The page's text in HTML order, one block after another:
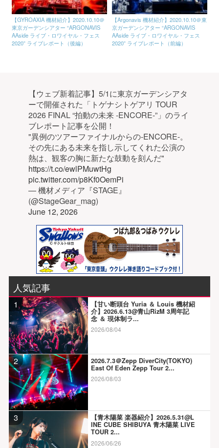
【GYROAXIA 機材紹介】2020.10.10＠
東京ガーデンシアター “ARGONAVIS
AAside ライブ・ロワイヤル・フェス
2020” ライブレポート（後編）
【Argonavis 機材紹介】2020.10.10＠東
京ガーデンシアター “ARGONAVIS
AAside ライブ・ロワイヤル・フェス
2020” ライブレポート（前編）
【ウェブ新着記事】5/1に東京ガーデンシアタ
ーで開催された「トゲナシトゲアリ TOUR
2026 FINAL “拍動の未来 -ENCORE-”」のライ
ブレポート記事を公開！
"異例のツアーファイナルからの-ENCORE-。
その先にある未来を指し示してくれた公演の
熱は、観客の胸に新たな鼓動を刻んだ"
https://t.co/ewlPMuwtHg
pic.twitter.com/p8Kf0OemPi
— 機材メディア『STAGE』
(@StageGear_mag)
June 12, 2026
人気記事
1
【甘い断頭台 Yuria ＆ Louis 機材紹
介】2026.6.13@青山RizM 3周年記
念 ＆ 現体制ラ...
2026/08/04
2
2026.7.3＠Zepp DiverCity(TOKYO)
East Of Eden Zepp Tour 2...
2026/08/03
3
【青木陽菜 楽器紹介】2026.5.31@L
INE CUBE SHIBUYA 青木陽菜 LIVE
TOUR 2...
2026/06/26